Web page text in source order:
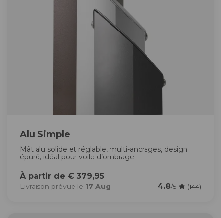
Alu Simple
Mât alu solide et réglable, multi-ancrages, design
épuré, idéal pour voile d’ombrage.
À partir de € 379,95
Livraison prévue le 17 Aug 4.8/5 (144)